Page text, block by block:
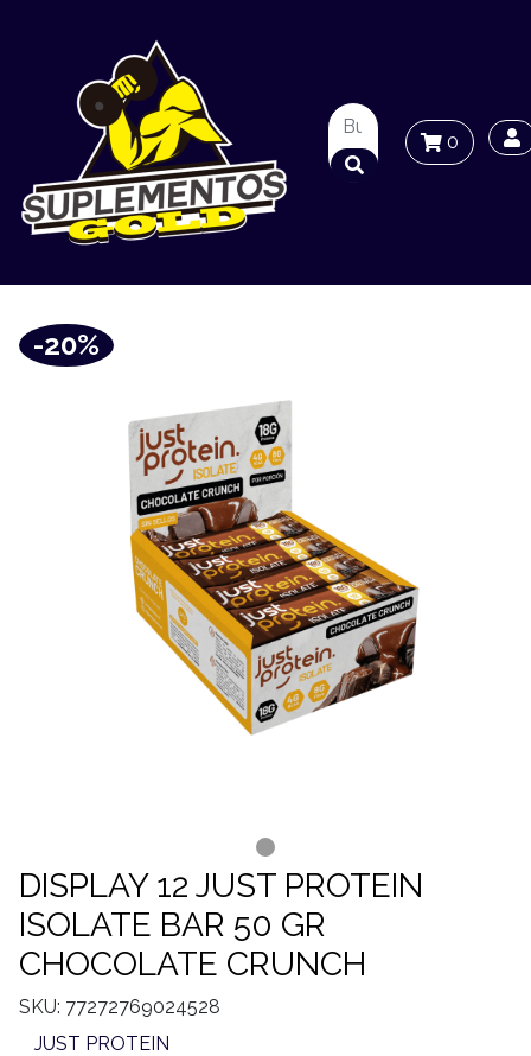
0
-20%
DISPLAY 12 JUST PROTEIN
ISOLATE BAR 50 GR
CHOCOLATE CRUNCH
SKU: 77272769024528
JUST PROTEIN